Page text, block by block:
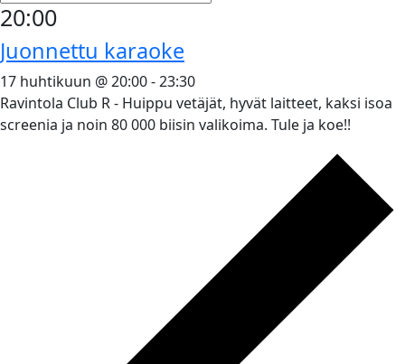
20:00
Juonnettu karaoke
17 huhtikuun @ 20:00-23:30
Ravintola Club R - Huippu vetäjät, hyvät laitteet, kaksi isoa
screenia ja noin 80 000 biisin valikoima. Tule ja koe!!